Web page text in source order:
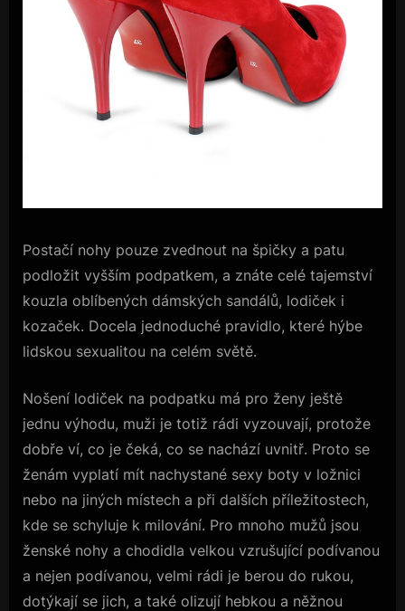
Postačí nohy pouze zvednout na špičky a patu
podložit vyšším podpatkem, a znáte celé tajemství
kouzla oblíbených dámských sandálů, lodiček i
kozaček. Docela jednoduché pravidlo, které hýbe
lidskou sexualitou na celém světě.
Nošení lodiček na podpatku má pro ženy ještě
jednu výhodu, muži je totiž rádi vyzouvají, protože
dobře ví, co je čeká, co se nachází uvnitř. Proto se
ženám vyplatí mít nachystané sexy boty v ložnici
nebo na jiných místech a při dalších příležitostech,
kde se schyluje k milování. Pro mnoho mužů jsou
ženské nohy a chodidla velkou vzrušující podívanou
a nejen podívanou, velmi rádi je berou do rukou,
dotýkají se jich, a také olizují hebkou a něžnou